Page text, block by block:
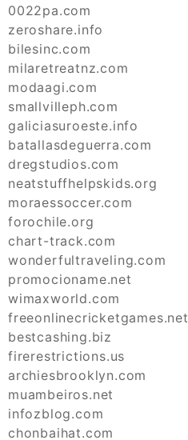
0022pa.com
zeroshare.info
bilesinc.com
milaretreatnz.com
modaagi.com
smallvilleph.com
galiciasuroeste.info
batallasdeguerra.com
dregstudios.com
neatstuffhelpskids.org
moraessoccer.com
forochile.org
chart-track.com
wonderfultraveling.com
promocioname.net
wimaxworld.com
freeonlinecricketgames.net
bestcashing.biz
firerestrictions.us
archiesbrooklyn.com
muambeiros.net
infozblog.com
chonbaihat.com